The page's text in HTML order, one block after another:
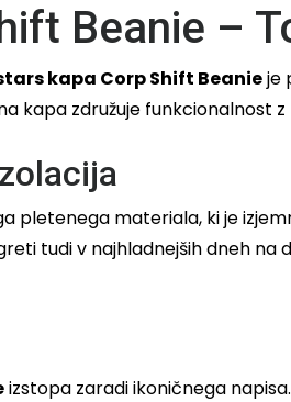
Beanie –
kapa Corp Shift Beanieje
kapa združuje funkcionalnost
pletenega materiala, ki je
tudi v najhladnejših dneh
izstopa zaradi ikoničnega